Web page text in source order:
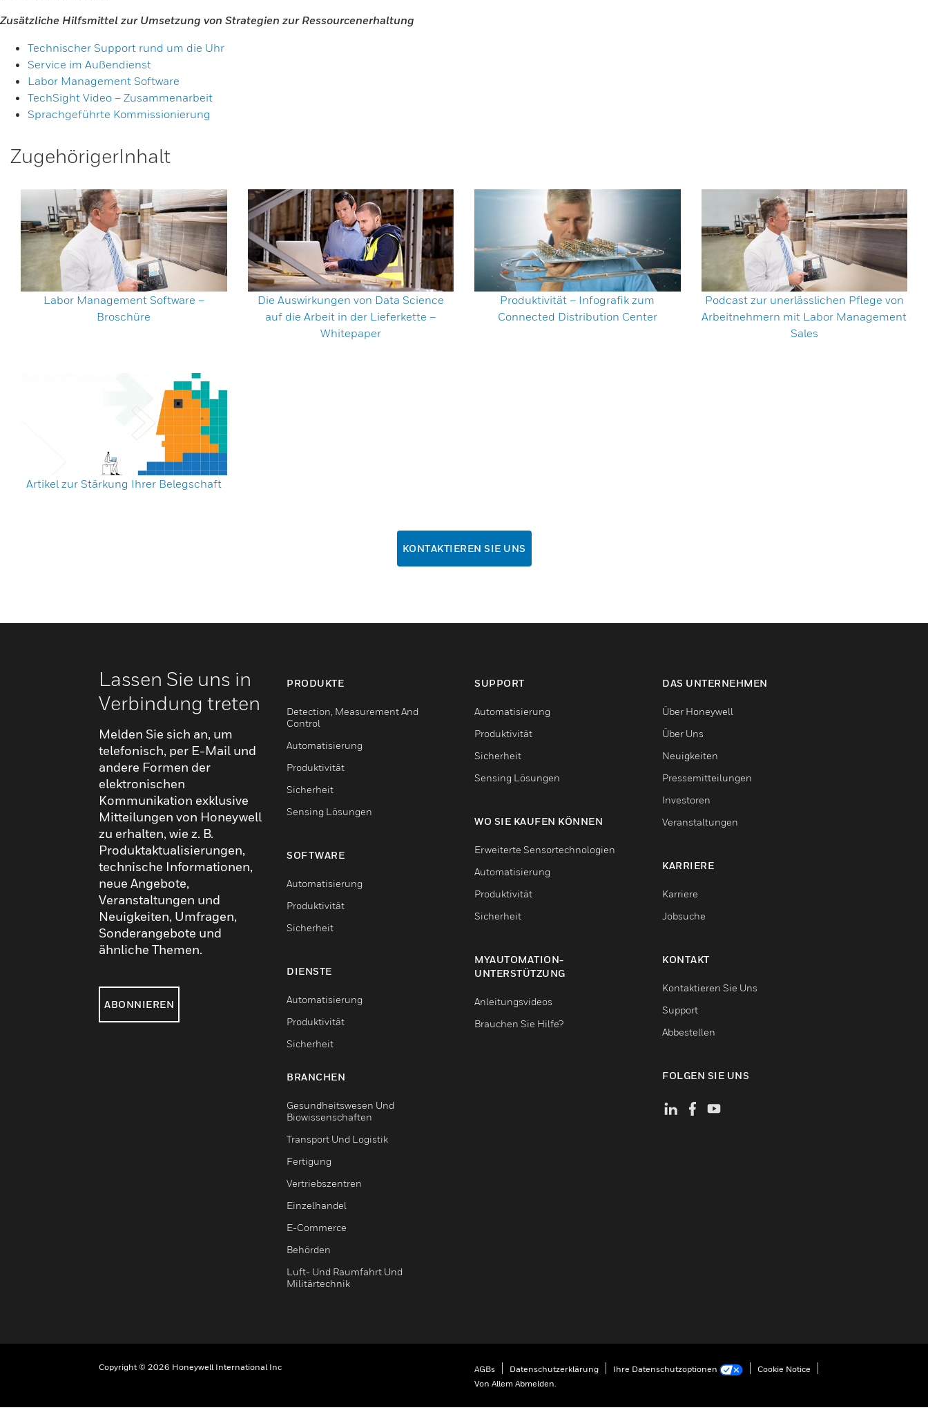
Zusätzliche Hilfsmittel zur Umsetzung von Strategien zur Ressourcenerhaltung
Technischer Support rund um die Uhr
Service im Außendienst
Labor Management Software
TechSight Video – Zusammenarbeit
Sprachgeführte Kommissionierung
ZugehörigerInhalt
Labor Management Software –
Broschüre
Die Auswirkungen von Data Science
auf die Arbeit in der Lieferkette –
Whitepaper
Produktivität – Infografik zum
Connected Distribution Center
Podcast zur unerlässlichen Pflege von
Arbeitnehmern mit Labor Management
Sales
Artikel zur Stärkung Ihrer Belegschaft
KONTAKTIEREN SIE UNS
Lassen Sie uns in
Verbindung treten
Melden Sie sich an, um
telefonisch, per E-Mail und
andere Formen der
elektronischen
Kommunikation exklusive
Mitteilungen von Honeywell
zu erhalten, wie z. B.
Produktaktualisierungen,
technische Informationen,
neue Angebote,
Veranstaltungen und
Neuigkeiten, Umfragen,
Sonderangebote und
ähnliche Themen.
ABONNIEREN
PRODUKTE
Detection, Measurement And
Control
Automatisierung
Produktivität
Sicherheit
Sensing Lösungen
SOFTWARE
Automatisierung
Produktivität
Sicherheit
DIENSTE
Automatisierung
Produktivität
Sicherheit
BRANCHEN
Gesundheitswesen Und
Biowissenschaften
Transport Und Logistik
Fertigung
Vertriebszentren
Einzelhandel
E-Commerce
Behörden
Luft- Und Raumfahrt Und
Militärtechnik
SUPPORT
Automatisierung
Produktivität
Sicherheit
Sensing Lösungen
WO SIE KAUFEN KÖNNEN
Erweiterte Sensortechnologien
Automatisierung
Produktivität
Sicherheit
MYAUTOMATION-
UNTERSTÜTZUNG
Anleitungsvideos
Brauchen Sie Hilfe?
DAS UNTERNEHMEN
Über Honeywell
Über Uns
Neuigkeiten
Pressemitteilungen
Investoren
Veranstaltungen
KARRIERE
Karriere
Jobsuche
KONTAKT
Kontaktieren Sie Uns
Support
Abbestellen
FOLGEN SIE UNS
Copyright © 2026 Honeywell International Inc AGBs Datenschutzerklärung Ihre Datenschutzoptionen
Cookie Notice
Von Allem Abmelden.